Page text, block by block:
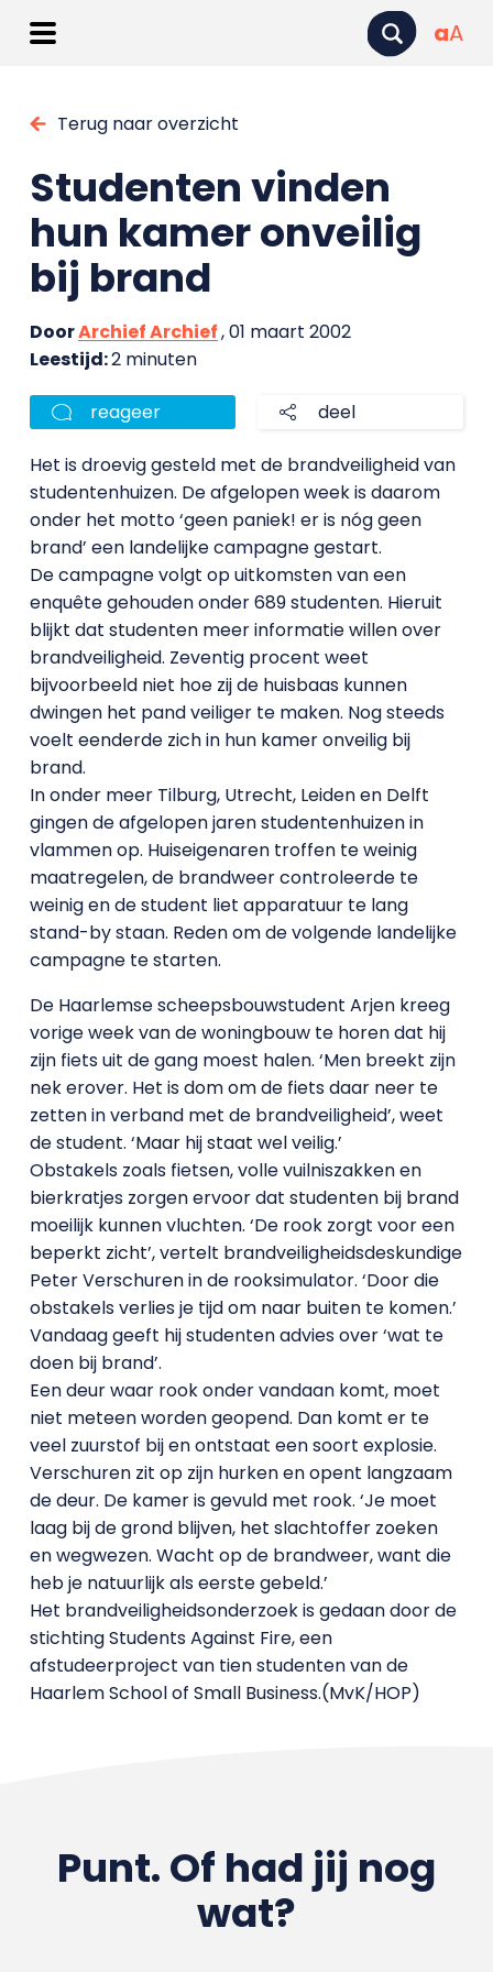
aA
Terug naar overzicht
Studenten vinden
hun kamer onveilig
bij brand
DoorArchief Archief, 01 maart 2002
Leestijd:2 minuten
reageer deel
Het is droevig gesteld met de brandveiligheid van
studentenhuizen. De afgelopen week is daarom
onder het motto ‘geen paniek! er is nóg geen
brand’ een landelijke campagne gestart.
De campagne volgt op uitkomsten van een
enquête gehouden onder 689 studenten. Hieruit
blijkt dat studenten meer informatie willen over
brandveiligheid. Zeventig procent weet
bijvoorbeeld niet hoe zij de huisbaas kunnen
dwingen het pand veiliger te maken. Nog steeds
voelt eenderde zich in hun kamer onveilig bij
brand.
In onder meer Tilburg, Utrecht, Leiden en Delft
gingen de afgelopen jaren studentenhuizen in
vlammen op. Huiseigenaren troffen te weinig
maatregelen, de brandweer controleerde te
weinig en de student liet apparatuur te lang
stand-by staan. Reden om de volgende landelijke
campagne te starten.
De Haarlemse scheepsbouwstudent Arjen kreeg
vorige week van de woningbouw te horen dat hij
zijn fiets uit de gang moest halen. ‘Men breekt zijn
nek erover. Het is dom om de fiets daar neer te
zetten in verband met de brandveiligheid’, weet
de student. ‘Maar hij staat wel veilig.’
Obstakels zoals fietsen, volle vuilniszakken en
bierkratjes zorgen ervoor dat studenten bij brand
moeilijk kunnen vluchten. ‘De rook zorgt voor een
beperkt zicht’, vertelt brandveiligheidsdeskundige
Peter Verschuren in de rooksimulator. ‘Door die
obstakels verlies je tijd om naar buiten te komen.’
Vandaag geeft hij studenten advies over ‘wat te
doen bij brand’.
Een deur waar rook onder vandaan komt, moet
niet meteen worden geopend. Dan komt er te
veel zuurstof bij en ontstaat een soort explosie.
Verschuren zit op zijn hurken en opent langzaam
de deur. De kamer is gevuld met rook. ‘Je moet
laag bij de grond blijven, het slachtoffer zoeken
en wegwezen. Wacht op de brandweer, want die
heb je natuurlijk als eerste gebeld.’
Het brandveiligheidsonderzoek is gedaan door de
stichting Students Against Fire, een
afstudeerproject van tien studenten van de
Haarlem School of Small Business.(MvK/HOP)
Punt. Of had jij nog
wat?